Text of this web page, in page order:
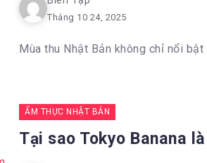
Tháng 10 24, 2025
Mùa thu Nhật Bản không chỉ nổi
ẨM THỰC NHẬT BẢN
Tại sao Tokyo Banana